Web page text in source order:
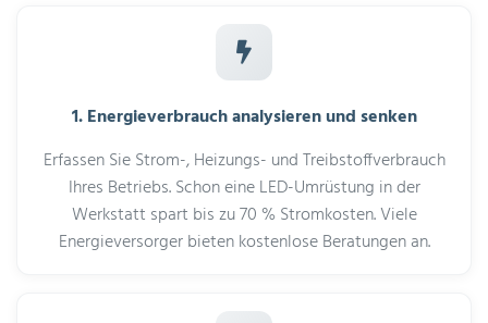
1. Energieverbrauch analysieren und senken
Erfassen Sie Strom-, Heizungs- und Treibstoffverbrauch
Ihres Betriebs. Schon eine LED-Umrüstung in der
Werkstatt spart bis zu 70 % Stromkosten. Viele
Energieversorger bieten kostenlose Beratungen an.